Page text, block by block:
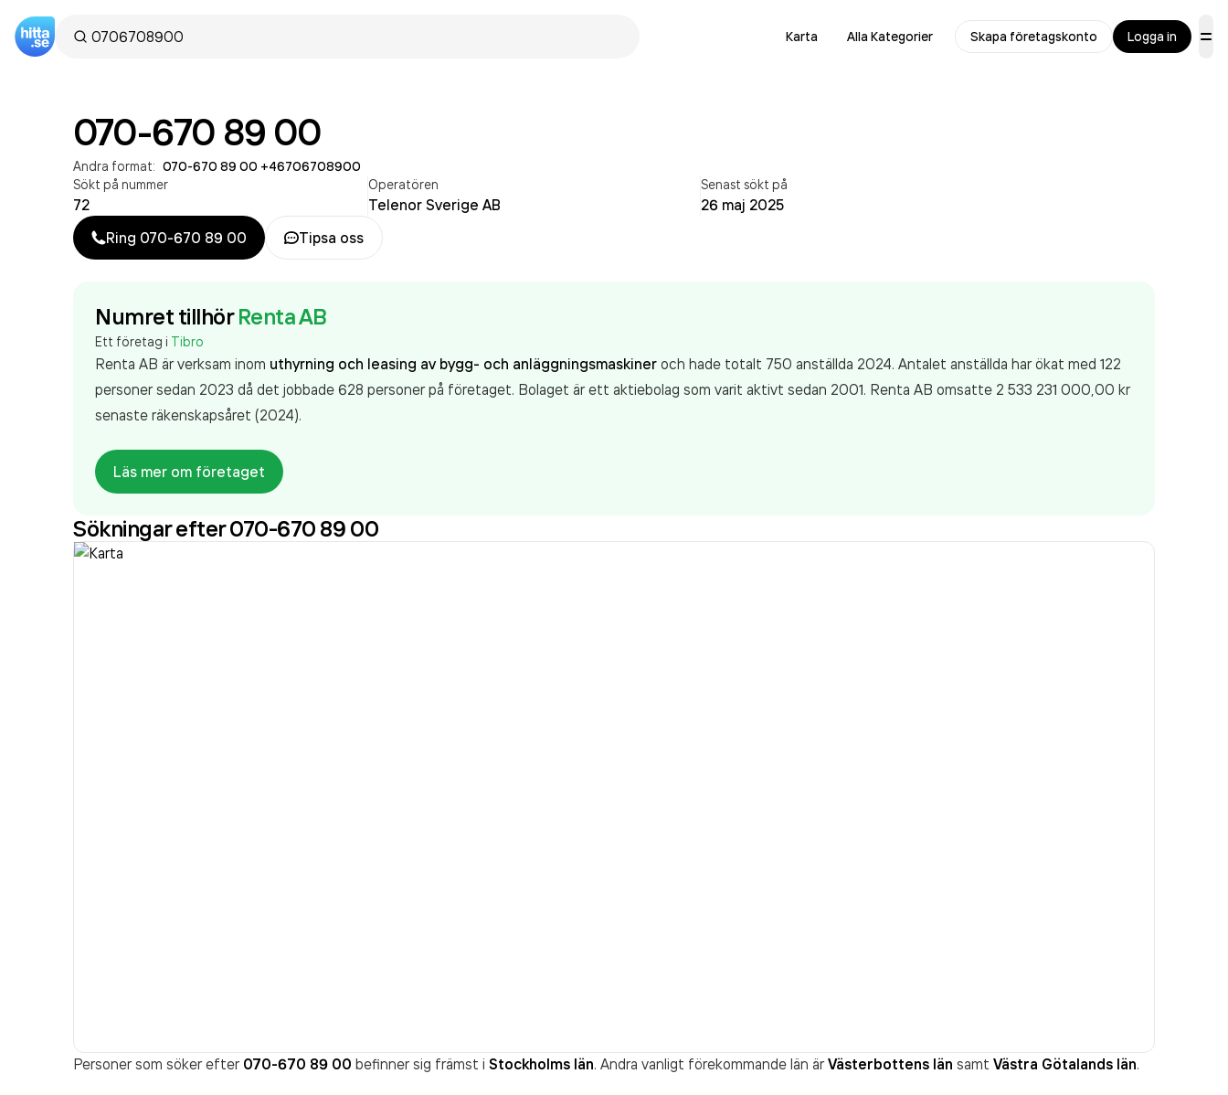
Karta Alla Kategorier Skapa företagskonto Logga in
070-670 89 00
Andra format: 070-670 89 00 +46706708900
Sökt på nummer
72
Operatören
Telenor Sverige AB
Senast sökt på
26 maj 2025
Ring 070-670 89 00 Tipsa oss
Numret tillhör Renta AB
Ett företag i Tibro
Renta AB är verksam inom uthyrning och leasing av bygg- och anläggningsmaskiner och hade totalt 750 anställda 2024. Antalet anställda har ökat med 122
personer sedan 2023 då det jobbade 628 personer på företaget. Bolaget är ett aktiebolag som varit aktivt sedan 2001. Renta AB omsatte 2 533 231 000,00 kr
senaste räkenskapsåret (2024).
Läs mer om företaget
Sökningar efter 070-670 89 00
Personer som söker efter 070-670 89 00 befinner sig främst i Stockholms län. Andra vanligt förekommande län är Västerbottens län samt Västra Götalands län.